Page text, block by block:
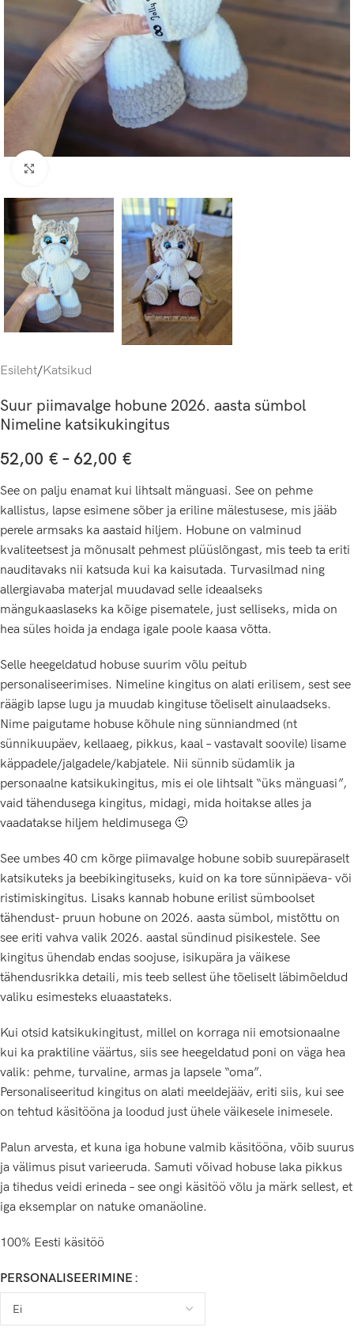
Esileht/Katsikud
Suur piimavalge hobune 2026. aasta sümbol
Nimeline katsikukingitus
52,00 € – 62,00 €
See on palju enamat kui lihtsalt mänguasi. See on pehme
kallistus, lapse esimene sõber ja eriline mälestusese, mis jääb
perele armsaks ka aastaid hiljem. Hobune on valminud
kvaliteetsest ja mõnusalt pehmest plüüslõngast, mis teeb ta eriti
nauditavaks nii katsuda kui ka kaisutada. Turvasilmad ning
allergiavaba materjal muudavad selle ideaalseks
mängukaaslaseks ka kõige pisematele, just selliseks, mida on
hea süles hoida ja endaga igale poole kaasa võtta.
Selle heegeldatud hobuse suurim võlu peitub
personaliseerimises. Nimeline kingitus on alati erilisem, sest see
räägib lapse lugu ja muudab kingituse tõeliselt ainulaadseks.
Nime paigutame hobuse kõhule ning sünniandmed (nt
sünnikuupäev, kellaaeg, pikkus, kaal – vastavalt soovile) lisame
käppadele/jalgadele/kabjatele. Nii sünnib südamlik ja
personaalne katsikukingitus, mis ei ole lihtsalt “üks mänguasi”,
vaid tähendusega kingitus, midagi, mida hoitakse alles ja
vaadatakse hiljem heldimusega 🙂
See umbes 40 cm kõrge piimavalge hobune sobib suurepäraselt
katsikuteks ja beebikingituseks, kuid on ka tore sünnipäeva- või
ristimiskingitus. Lisaks kannab hobune erilist sümboolset
tähendust- pruun hobune on 2026. aasta sümbol, mistõttu on
see eriti vahva valik 2026. aastal sündinud pisikestele. See
kingitus ühendab endas soojuse, isikupära ja väikese
tähendusrikka detaili, mis teeb sellest ühe tõeliselt läbimõeldud
valiku esimesteks eluaastateks.
Kui otsid katsikukingitust, millel on korraga nii emotsionaalne
kui ka praktiline väärtus, siis see heegeldatud poni on väga hea
valik: pehme, turvaline, armas ja lapsele “oma”.
Personaliseeritud kingitus on alati meeldejääv, eriti siis, kui see
on tehtud käsitööna ja loodud just ühele väikesele inimesele.
Palun arvesta, et kuna iga hobune valmib käsitööna, võib suurus
ja välimus pisut varieeruda. Samuti võivad hobuse laka pikkus
ja tihedus veidi erineda – see ongi käsitöö võlu ja märk sellest, et
iga eksemplar on natuke omanäoline.
100% Eesti käsitöö
PERSONALISEERIMINE